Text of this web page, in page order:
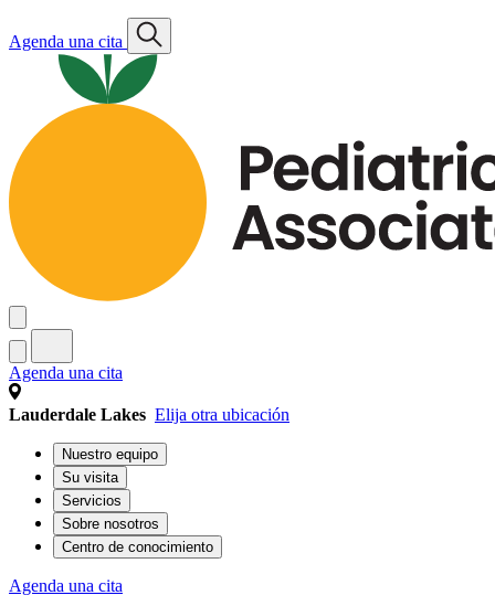
Agenda una cita
Agenda una cita
Lauderdale Lakes Elija otra ubicación
Nuestro equipo
Su visita
Servicios
Sobre nosotros
Centro de conocimiento
Agenda una cita